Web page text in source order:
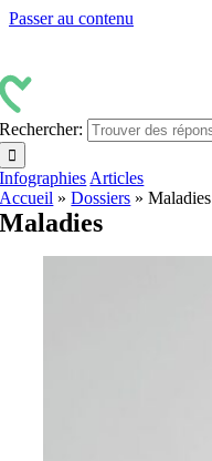
Passer au contenu
Rechercher:
Infographies Articles
Accueil »Dossiers »Maladies
Maladies